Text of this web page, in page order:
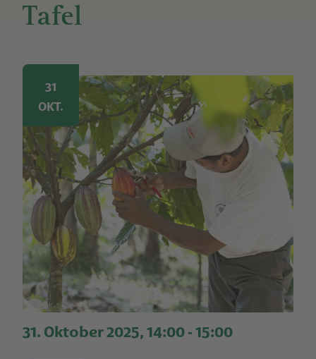
Tafel
Image
31. Oktober 2025, 14:00 - 15:00
31
OKT.